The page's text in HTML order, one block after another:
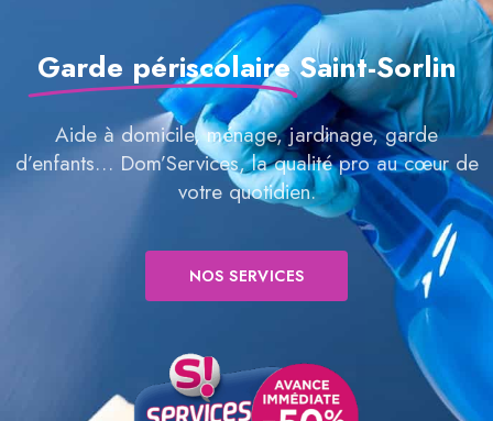
Garde périscolaire Saint-Sorlin
Aide à domicile, ménage, jardinage, garde
d’enfants… Dom’Services, la qualité pro au cœur de
votre quotidien.
NOS SERVICES